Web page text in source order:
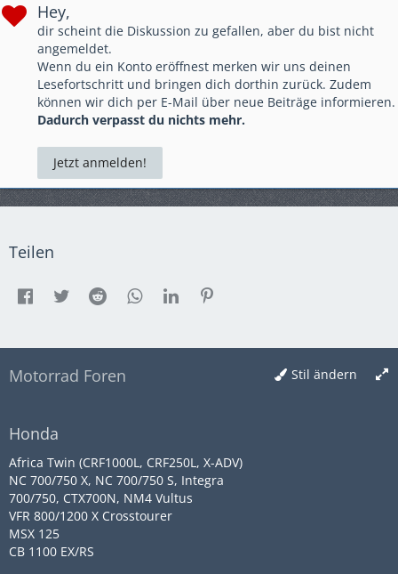
Hey,
dir scheint die Diskussion zu gefallen, aber du bist nicht
angemeldet.
Wenn du ein Konto eröffnest merken wir uns deinen
Lesefortschritt und bringen dich dorthin zurück. Zudem
können wir dich per E-Mail über neue Beiträge informieren.
Dadurch verpasst du nichts mehr.
Jetzt anmelden!
Teilen
Stil ändern
Motorrad Foren
Honda
Africa Twin (CRF1000L, CRF250L, X-ADV)
NC 700/750 X, NC 700/750 S, Integra
700/750, CTX700N, NM4 Vultus
VFR 800/1200 X Crosstourer
MSX 125
CB 1100 EX/RS